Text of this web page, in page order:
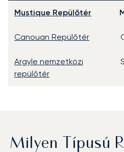
Mustique Repülőtér
Canouan Repülőtér
Argyle nemzetközi
repülőtér
Milyen Típusú